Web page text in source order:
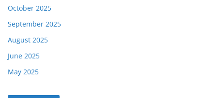
October 2025
September 2025
August 2025
June 2025
May 2025